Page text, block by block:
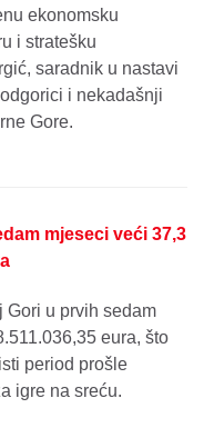
ekonomsku
i stratešku
saradnik u nastavi
i nekadašnji
Gore.
mjeseci veći 37,3
Gori u prvih sedam
eura, što
period prošle
igre na sreću.